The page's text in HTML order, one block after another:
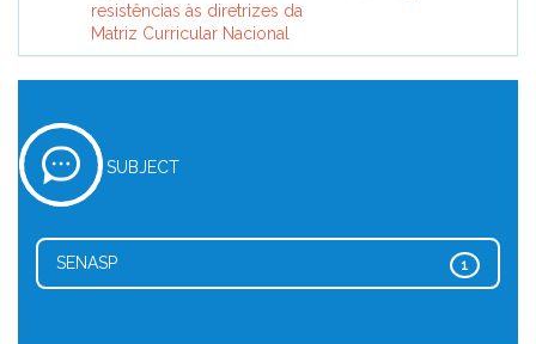
resistências às diretrizes da
Matriz Curricular Nacional
SUBJECT
1
SENASP